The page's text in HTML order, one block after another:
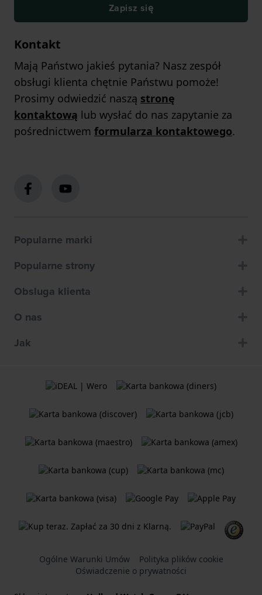
Zapisz się
Kontakt
Mają Państwo jakieś pytania? Nasz zespół
obsługi klienta chętnie Państwu pomoże!
Prosimy odwiedzić naszą stronę
kontaktową lub wysłać do nas zapytanie za
pośrednictwem formularza kontaktowego.
Popularne marki
Popularne strony
Obsluga klienta
O nas
Jak
Ogólne Warunki Umów
Polityka plików cookie
Oświadczenie o prywatności